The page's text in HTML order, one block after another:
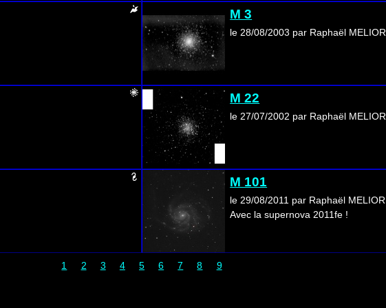
M 3
le 28/08/2003 par Raphaël MELIOR
M 22
le 27/07/2002 par Raphaël MELIOR
M 101
le 29/08/2011 par Raphaël MELIOR
Avec la supernova 2011fe !
1 2 3 4 5 6 7 8 9